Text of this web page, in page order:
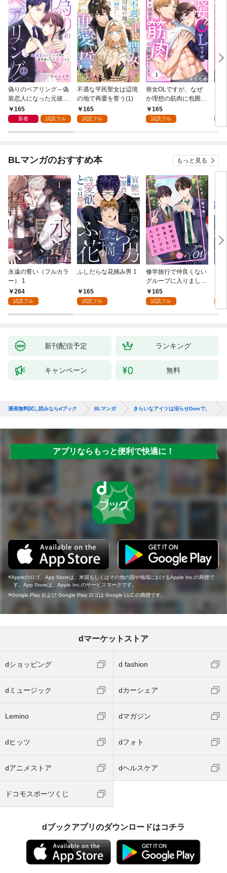
偽りのペアリング～偽
装恋人になった元彼は
過保護に私を溺愛する
～(1)
165
新着 試読フル
不遇な平民聖女は辺境
の地で再愛を誓う(1)
165
試読フル
喪女OLですが、なぜ
か理想の筋肉に包囲さ
れています。(1)
165
試読フル
私
BLマンガのおすすめ本 もっと見る
永遠の誓い（フルカラ
ー） 1
264
試読フル
ふしだらな花摘み男 1
165
試読フル
修学旅行で仲良くない
グループに入りました
【単話版】1巻
165
試読フル
が
ら
新刊配信予定 ランキング
キャンペーン 無料
漫画無料試し読みならdブック BLマンガ きらいなアイツは沼らせDomで、
アプリならもっと便利で快適に！
Appleのロゴ、App Storeは、米国もしくはその他の国や地域におけるApple Inc.の商標で
す。App Storeは、Apple Inc.のサービスマークです。
Google Play および Google Play ロゴは Google LLC の商標です。
dマーケットストア
dショッピング d fashion
dミュージック dカーシェア
Lemino dマガジン
dヒッツ dフォト
dアニメストア dヘルスケア
ドコモスポーツくじ
dブックアプリのダウンロードはコチラ